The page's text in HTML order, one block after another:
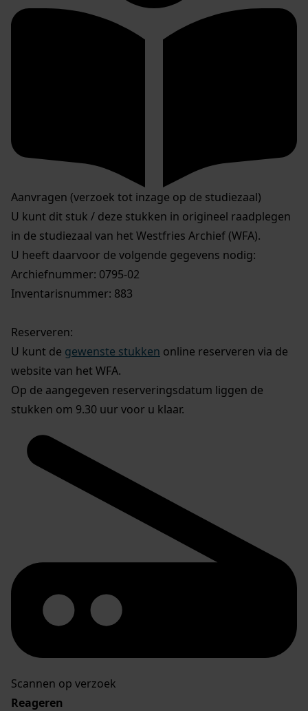
Aanvragen (verzoek tot inzage op de studiezaal)
U kunt dit stuk / deze stukken in origineel raadplegen
in de studiezaal van het Westfries Archief (WFA).
U heeft daarvoor de volgende gegevens nodig:
Archiefnummer: 0795-02
Inventarisnummer: 883
Reserveren:
U kunt de gewenste stukken online reserveren via de
website van het WFA.
Op de aangegeven reserveringsdatum liggen de
stukken om 9.30 uur voor u klaar.
Scannen op verzoek
Reageren